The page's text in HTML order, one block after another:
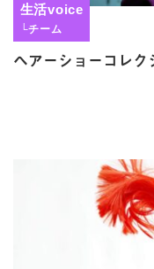
生活voice
└チーム
ヘアーショーコレ